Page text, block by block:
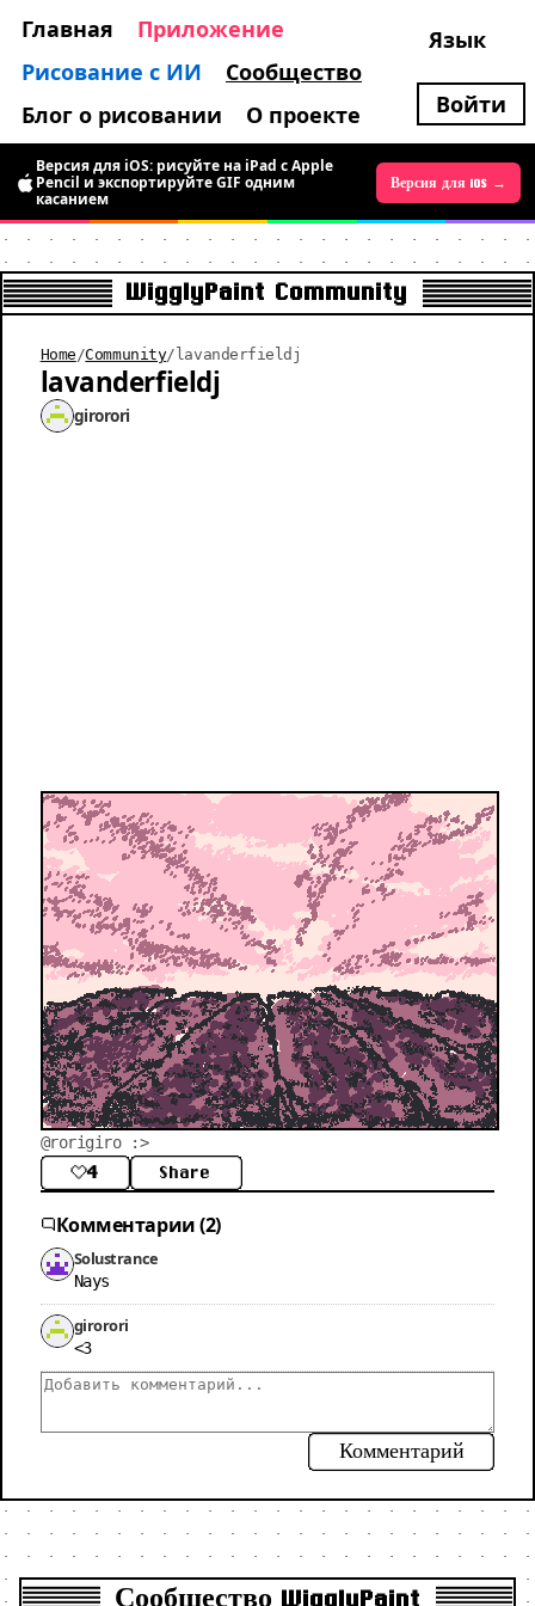
Главная
Приложение
Рисование с ИИ
Сообщество
Блог о рисовании
О проекте
Язык
Войти
Версия для Android →
Версия для iOS: рисуйте на iPad с Apple
Pencil и экспортируйте GIF одним
касанием
Версия для iOS →
WigglyPaint Community
Home /Community/ lavanderfieldj
lavanderfieldj
girorori
@rorigiro :>
4 Share
Комментарии (2)
Solustrance
Nays
girorori
<3
Комментарий
Сообщество WigglyPaint